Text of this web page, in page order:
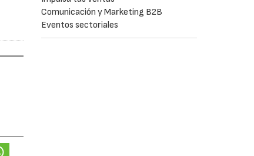
Comunicación y Marketing B2B
Eventos sectoriales